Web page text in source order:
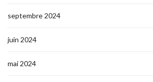
septembre 2024
juin 2024
mai 2024